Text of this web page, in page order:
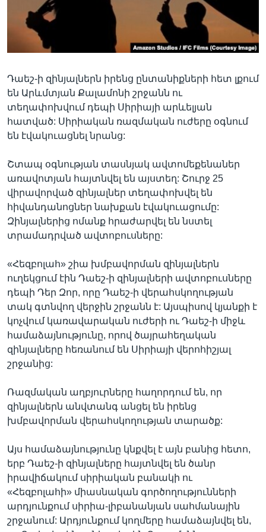
Լեզուներ
Դաեշ-ի զինյալներն իրենց ընտանիքների հետ լքում
են Արևմտյան Քալամոնի շրջանն ու
տեղափոխվում դեպի Սիրիայի արևելյան
հատված: Սիրիական ռազմական ուժերը օգնում
են էվակուացնել նրանց:
Շտապ օգնության տասնյակ ավտոմեքենաներ
առավոտյան հայտնվել են այստեղ: Շուրջ 25
վիրավորված զինյալներ տեղափոխվել են
հիվանդանոցներ նախքան էվակուացումը:
Զինյալներից ոմանք հրաժարվել են նստել
տրամադրված ավտոբուսները:
«Հեզբոլահ» շիա խմբավորման զինյալներն
ուղեկցում էին Դաեշ-ի զինյալների ավտոբուսները
դեպի Դեր Զոր, որը Դաեշ-ի վերահսկողության
տակ գտնվող վերջին շրջանն է: Այսպիսով կյանքի է
կոչվում կառավարական ուժերի ու Դաեշ-ի միջև
համաձայնությունը, որով ծայրահեղական
զինյալները հեռանում են Սիրիայի վերոհիշյալ
շրջանից:
Ռազմական աղբյուրները հաղորդում են, որ
զինյալներն անվտանգ անցել են իրենց
խմբավորման վերահսկողության տարածք:
Այս համաձայնությունը կնքվել է այն բանից հետո,
երբ Դաեշ-ի զինյալները հայտնվել են ծանր
իրավիճակում սիրիական բանակի ու
«Հեզբոլահի» միասնական գործողությունների
արդյունքում սիրիա-լիբանանյան սահմանային
շրջանում: Արդյունքում կողմերը համաձայնվել են,